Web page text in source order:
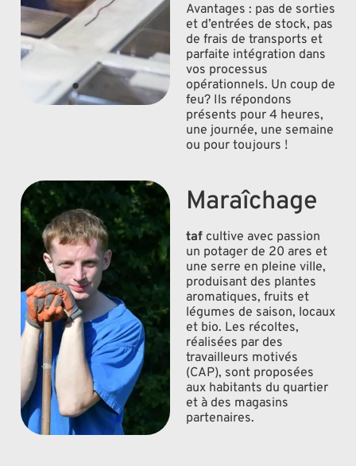
Avantages : pas de sorties
et d’entrées de stock, pas
de frais de transports et
parfaite intégration dans
vos processus
opérationnels. Un coup de
feu? Ils répondons
présents pour 4 heures,
une journée, une semaine
ou pour toujours !
Maraîchage
taf cultive avec passion
un potager de 20 ares et
une serre en pleine ville,
produisant des plantes
aromatiques, fruits et
légumes de saison, locaux
et bio. Les récoltes,
réalisées par des
travailleurs motivés
(CAP), sont proposées
aux habitants du quartier
et à des magasins
partenaires.